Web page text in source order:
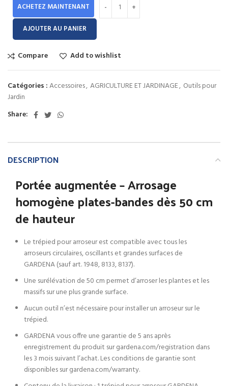
ACHETEZ MAINTENANT
AJOUTER AU PANIER
Compare Add to wishlist
Catégories :Accessoires, AGRICULTURE ET JARDINAGE, Outils pour
Jardin
Share:
DESCRIPTION
Portée augmentée – Arrosage
homogène plates-bandes dès 50 cm
de hauteur
Le trépied pour arroseur est compatible avec tous les
arroseurs circulaires, oscillants et grandes surfaces de
GARDENA (sauf art. 1948, 8133, 8137).
Une surélévation de 50 cm permet d’arroser les plantes et les
massifs sur une plus grande surface.
Aucun outil n’est nécessaire pour installer un arroseur sur le
trépied.
GARDENA vous offre une garantie de 5 ans après
enregistrement du produit sur gardena.com/registration dans
les 3 mois suivant l’achat. Les conditions de garantie sont
disponibles sur gardena.com/warranty.